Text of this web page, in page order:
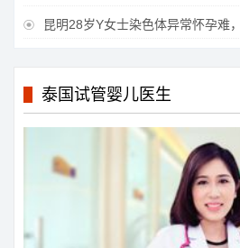
 昆明28岁Y女士染色体异常怀孕难
泰国试管婴儿医生